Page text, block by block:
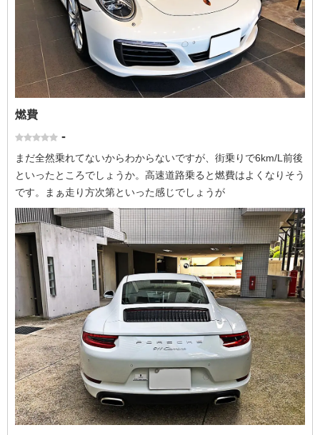
燃費
-
まだ全然乗れてないからわからないですが、街乗りで6km/L前後
といったところでしょうか。高速道路乗ると燃費はよくなりそう
です。まぁ走り方次第といった感じでしょうが